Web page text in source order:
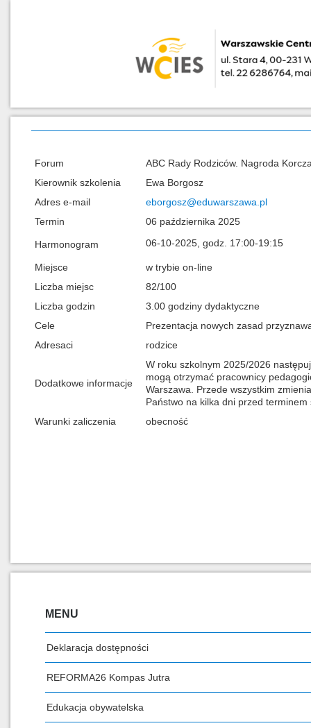
Forum
ABC Rady Rodziców. Nagroda
Kierownik szkolenia
Ewa Borgosz
Adres e-mail
eborgosz@eduwarszawa.pl
Termin
06 października 2025
Harmonogram 06-10-2025, godz. 17:00-19:15
Miejsce
w trybie on-line
Liczba miejsc
82/100
Liczba godzin
3.00 godziny dydaktyczne
Cele
Prezentacja nowych zasad
Adresaci
rodzice
Dodatkowe informacje
W roku szkolnym 2025/2026
mogą otrzymać pracownicy
Warszawa. Przede wszystkim
Państwo na kilka dni przed terminem
Warunki zaliczenia
obecność
MENU
Deklaracja dostępności
REFORMA26 Kompas Jutra
Edukacja obywatelska